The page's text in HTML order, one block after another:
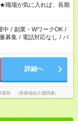
社会保険への加入対象
の原則禁止）により、
場合があります
場が気に入れば、長期
中 / 副業・WワークOK /
募集 / 電話対応なし / パ
詳細へ
部 （医療福祉介護関連）